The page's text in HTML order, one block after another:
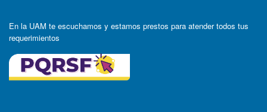
En la UAM te escuchamos y estamos prestos para atender todos tus
requerimientos